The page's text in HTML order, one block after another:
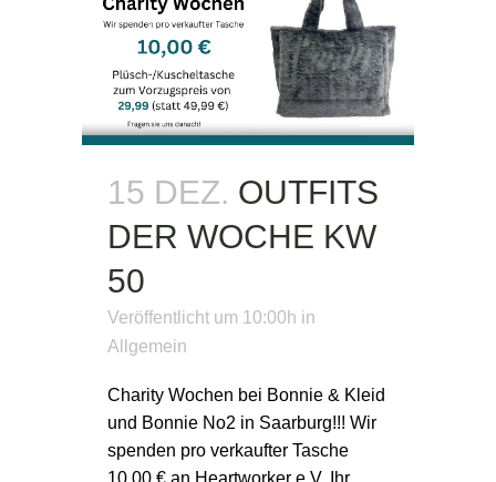
15 DEZ. OUTFITS
DER WOCHE KW
50
Veröffentlicht um 10:00h in
Allgemein
Charity Wochen bei Bonnie & Kleid
und Bonnie No2 in Saarburg!!! Wir
spenden pro verkaufter Tasche
10,00 € an Heartworker e.V. Ihr